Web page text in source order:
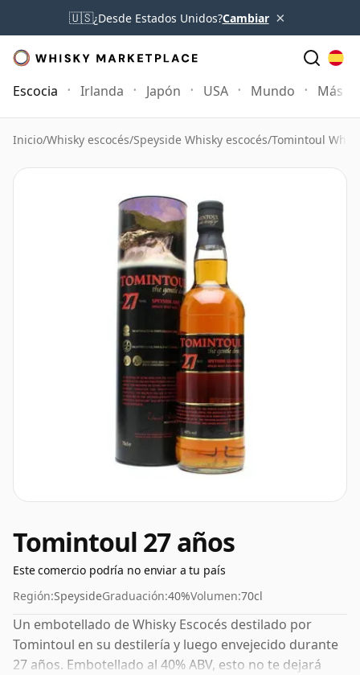
🇺🇸¿Desde Estados Unidos?Cambiar ×
Escocia Irlanda Japón USA Mundo Más
Inicio/Whisky escocés/Speyside Whisky escocés/Tomintoul
Tomintoul 27 años
Este comercio podría no enviar a tu país
Región:SpeysideGraduación:40%Volumen:70cl
Un embotellado de Whisky Escocés destilado por
Tomintoul en su destilería y luego envejecido durante
27 años. Embotellado al 40% ABV, esto no te dejará